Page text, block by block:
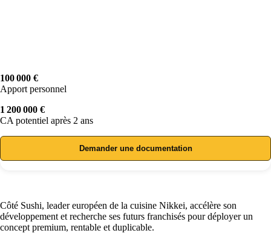
100 000 €
Apport personnel
1 200 000 €
CA potentiel après 2 ans
Demander une documentation
Côté Sushi, leader européen de la cuisine Nikkei, accélère son
développement et recherche ses futurs franchisés pour déployer un
concept premium, rentable et duplicable.